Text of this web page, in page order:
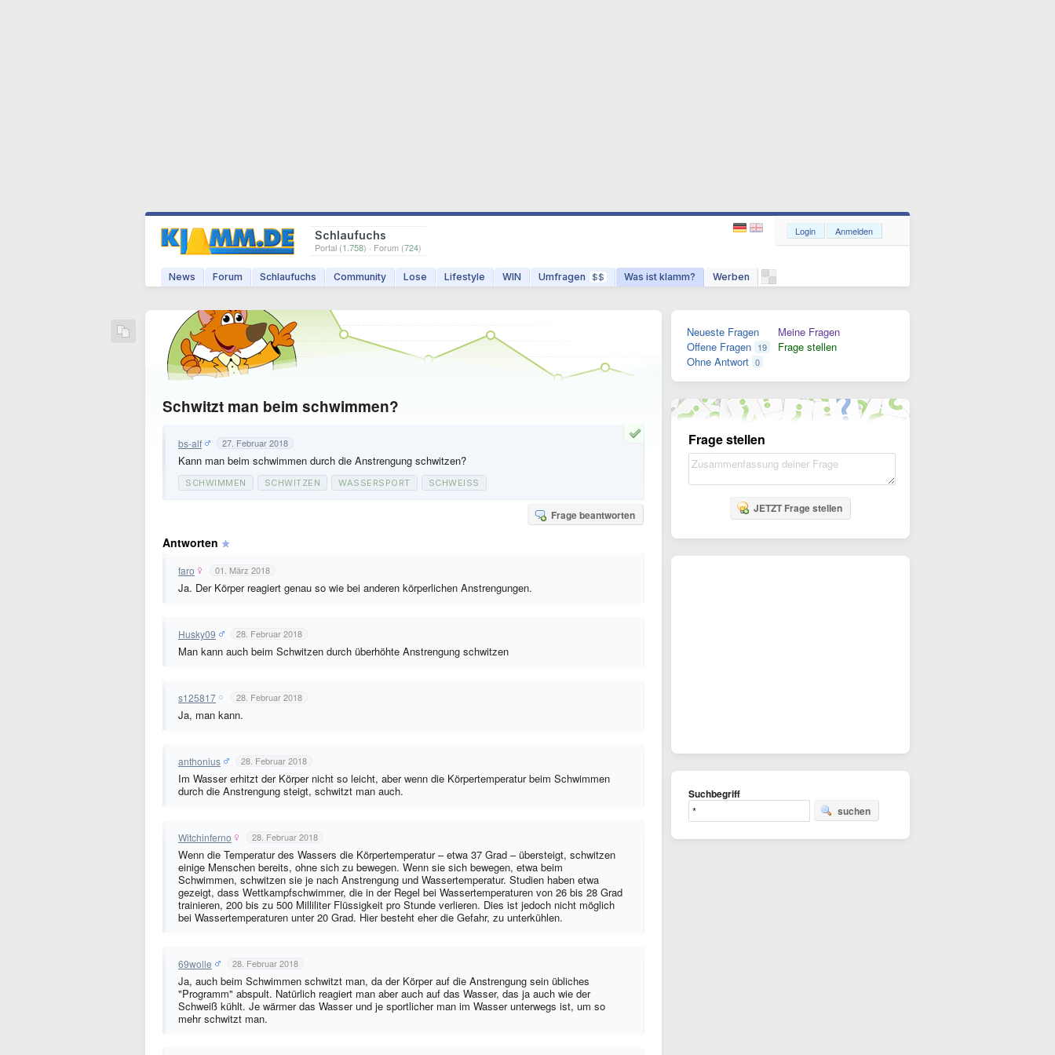
Schlaufuchs
Portal (1.758) · Forum (724)
News Forum Schlaufuchs Community Lose Lifestyle WIN Umfragen $$ Was ist klamm? Werben
Login Anmelden
Schwitzt man beim schwimmen?
bs-alf 27. Februar 2018
Kann man beim schwimmen durch die Anstrengung schwitzen?
SCHWIMMEN SCHWITZEN WASSERSPORT SCHWEISS
Frage beantworten
Antworten
faro 01. März 2018
Ja. Der Körper reagiert genau so wie bei anderen körperlichen Anstrengungen.
Husky09 28. Februar 2018
Man kann auch beim Schwitzen durch überhöhte Anstrengung schwitzen
s125817 28. Februar 2018
Ja, man kann.
anthonius 28. Februar 2018
Im Wasser erhitzt der Körper nicht so leicht, aber wenn die Körpertemperatur beim Schwimmen
durch die Anstrengung steigt, schwitzt man auch.
Witchinferno 28. Februar 2018
Wenn die Temperatur des Wassers die Körpertemperatur – etwa 37 Grad – übersteigt, schwitzen
einige Menschen bereits, ohne sich zu bewegen. Wenn sie sich bewegen, etwa beim
Schwimmen, schwitzen sie je nach Anstrengung und Wassertemperatur. Studien haben etwa
gezeigt, dass Wettkampfschwimmer, die in der Regel bei Wassertemperaturen von 26 bis 28 Grad
trainieren, 200 bis zu 500 Milliliter Flüssigkeit pro Stunde verlieren. Dies ist jedoch nicht möglich
bei Wassertemperaturen unter 20 Grad. Hier besteht eher die Gefahr, zu unterkühlen.
69wolle 28. Februar 2018
Ja, auch beim Schwimmen schwitzt man, da der Körper auf die Anstrengung sein übliches
"Programm" abspult. Natürlich reagiert man aber auch auf das Wasser, das ja auch wie der
Schweiß kühlt. Je wärmer das Wasser und je sportlicher man im Wasser unterwegs ist, um so
mehr schwitzt man.
Neueste Fragen
Offene Fragen 19
Ohne Antwort 0
Meine Fragen
Frage stellen
Frage stellen
JETZT Frage stellen
Suchbegriff
suchen